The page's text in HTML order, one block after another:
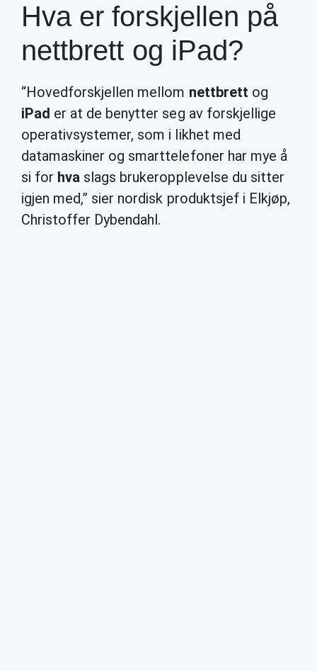
Hva er forskjellen på
nettbrett og iPad?
“Hovedforskjellen mellom nettbrett og
iPad er at de benytter seg av forskjellige
operativsystemer, som i likhet med
datamaskiner og smarttelefoner har mye å
si for hva slags brukeropplevelse du sitter
igjen med,” sier nordisk produktsjef i Elkjøp,
Christoffer Dybendahl.